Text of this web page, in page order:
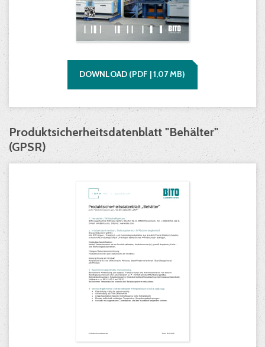
DOWNLOAD (PDF |1,07MB)
Produktsicherheitsdatenblatt "Behälter"
(GPSR)